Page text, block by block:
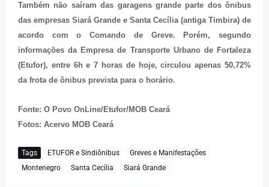
Também não saíram das garagens grande parte dos ônibus
das empresas Siará Grande e Santa Cecília (antiga Timbira) de
acordo com o Comando de Greve. Porém, segundo
informações da Empresa de Transporte Urbano de Fortaleza
(Etufor), entre 6h e 7 horas de hoje, circulou apenas 50,72%
da frota de ônibus prevista para o horário.
Fonte: O Povo OnLine/Etufor/MOB Ceará
Fotos: Acervo MOB Ceará
Tags ETUFOR e Sindiônibus
Greves e Manifestações
Montenegro
Santa Cecília Siará Grande